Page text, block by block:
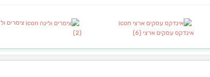
אינדקס עסקים ארצי (6)
צימרים
(2)